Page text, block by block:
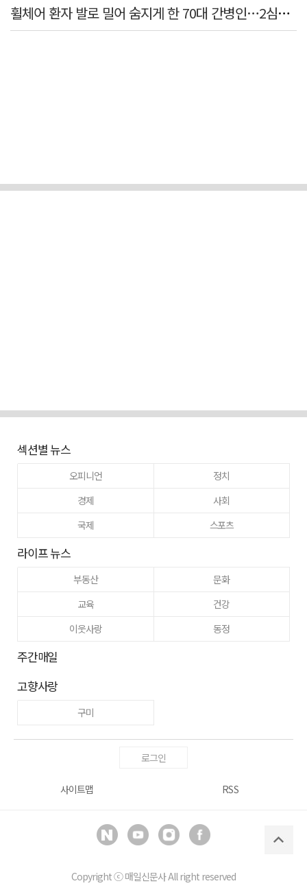
휠체어 환자 발로 밀어 숨지게 한 70대 간병인…2심도 집행유예
섹션별 뉴스
오피니언
정치
경제
사회
국제
스포츠
라이프 뉴스
부동산
문화
교육
건강
이웃사랑
동정
주간매일
고향사랑
구미
로그인
사이트맵 RSS
Copyright ⓒ매일신문사All right reserved